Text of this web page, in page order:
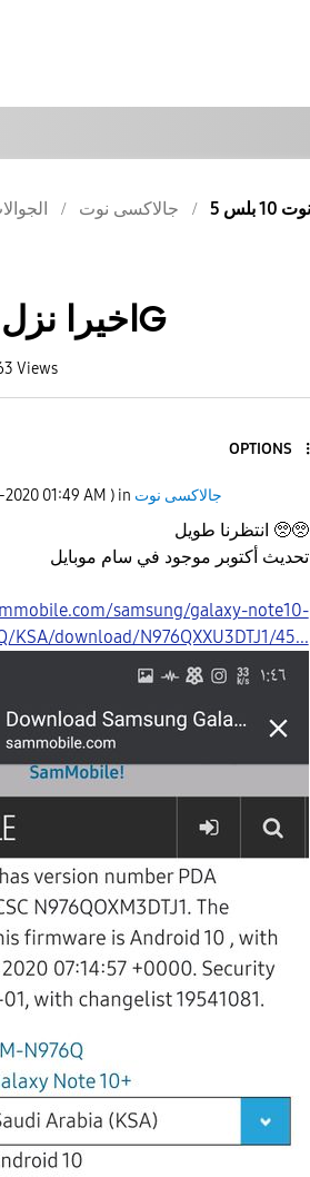
جالاكسى نوت
اخيرا نزل تحديث نوت 10 بلس 5G
Views
OPTIONS
2020 01:49 AM ) in جالاكسى نوت
انتظرنا طويل 🥺🥺
تحديث أكتوبر موجود في سام موبايل
samsung/galaxy-note10-
download/N976QXXU3DTJ1/45...